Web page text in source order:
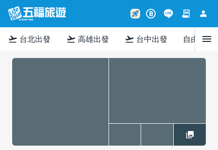
rocket_launch B contract person
flight_takeoff 台北出發 flight_takeoff 高雄出發 flight_takeoff 台中出發 自由行menu